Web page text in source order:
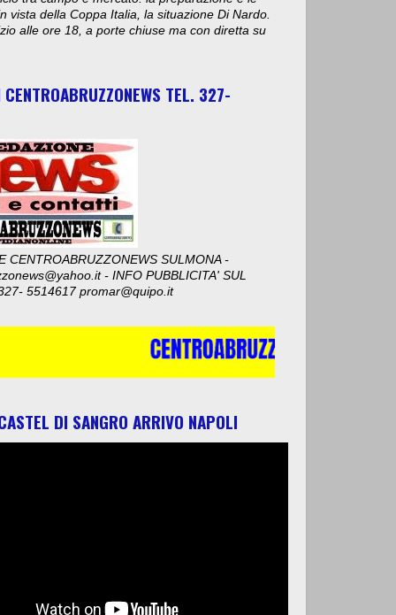
vista della Coppa Italia, la situazione Di Nardo.
alle ore 18, a porte chiuse ma con diretta su
CENTROABRUZZONEWS TEL. 327-
CENTROABRUZZONEWS SULMONA -
- INFO PUBBLICITA' SUL
5514617 promar@quipo.it
DI SANGRO ARRIVO NAPOLI